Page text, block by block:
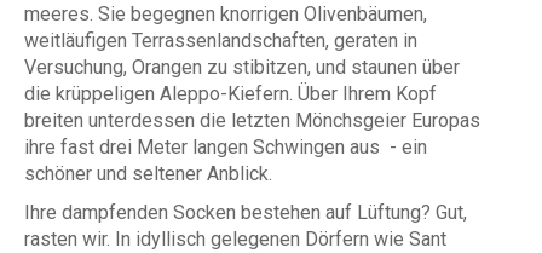
meeres. Sie begegnen knorrigen Olivenbäumen,
weitläufigen Terrassenlandschaften, geraten in
Versuchung, Orangen zu stibitzen, und staunen über
die krüppeligen Aleppo-Kiefern. Über Ihrem Kopf
breiten unterdessen die letzten Mönchsgeier Europas
ihre fast drei Meter langen Schwingen aus - ein
schöner und seltener Anblick.
Ihre dampfenden Socken bestehen auf Lüftung? Gut,
rasten wir. In idyllisch gelegenen Dörfern wie Sant